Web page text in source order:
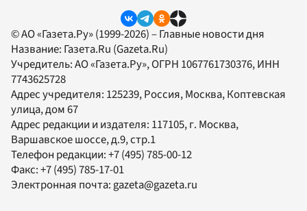
© АО «Газета.Ру» (1999-2026) – Главные новости дня
Название: Газета.Ru (Gazeta.Ru)
Учредитель:АО «Газета.Ру», ОГРН 1067761730376, ИНН
7743625728
Адрес учредителя: 125239, Россия, Москва, Коптевская
улица, дом 67
Адрес редакции и издателя: 117105, г. Москва,
Варшавское шоссе, д.9, стр.1
Телефон редакции:+7 (495) 785-00-12
Факс:+7 (495) 785-17-01
Электронная почта:gazeta@gazeta.ru